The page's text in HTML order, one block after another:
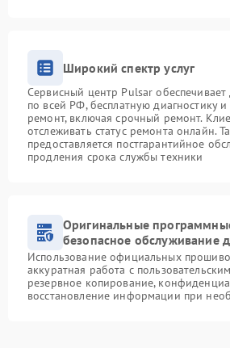
Широкий спектр услуг
Сервисный центр Pulsar обеспечивает
по всей РФ, бесплатную диагностику
ремонт, включая срочный ремонт.
отслеживать статус ремонта онлайн.
предоставляется постгарантийное
продления срока службы техники
Оригинальные
безопасное обслуживание
Использование официальных
аккуратная работа с
резервное копирование,
восстановление информации при